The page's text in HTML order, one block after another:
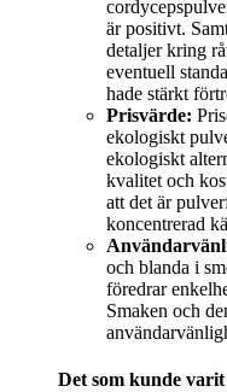
är positivt.
detaljer kring
eventuell
hade stärkt
Prisvärde:
ekologiskt
ekologiskt
kvalitet och
att det är
koncentrerad
och blanda i
föredrar
Smaken och
Det som kunde